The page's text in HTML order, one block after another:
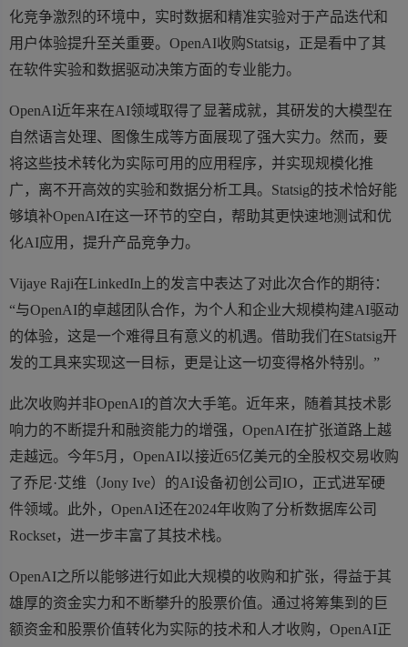
化竞争激烈的环境中，实时数据和精准实验对于产品迭代和
用户体验提升至关重要。OpenAI收购Statsig，正是看中了其
在软件实验和数据驱动决策方面的专业能力。
OpenAI近年来在AI领域取得了显著成就，其研发的大模型在
自然语言处理、图像生成等方面展现了强大实力。然而，要
将这些技术转化为实际可用的应用程序，并实现规模化推
广，离不开高效的实验和数据分析工具。Statsig的技术恰好能
够填补OpenAI在这一环节的空白，帮助其更快速地测试和优
化AI应用，提升产品竞争力。
Vijaye Raji在LinkedIn上的发言中表达了对此次合作的期待：
“与OpenAI的卓越团队合作，为个人和企业大规模构建AI驱动
的体验，这是一个难得且有意义的机遇。借助我们在Statsig开
发的工具来实现这一目标，更是让这一切变得格外特别。”
此次收购并非OpenAI的首次大手笔。近年来，随着其技术影
响力的不断提升和融资能力的增强，OpenAI在扩张道路上越
走越远。今年5月，OpenAI以接近65亿美元的全股权交易收购
了乔尼·艾维（Jony Ive）的AI设备初创公司IO，正式进军硬
件领域。此外，OpenAI还在2024年收购了分析数据库公司
Rockset，进一步丰富了其技术栈。
OpenAI之所以能够进行如此大规模的收购和扩张，得益于其
雄厚的资金实力和不断攀升的股票价值。通过将筹集到的巨
额资金和股票价值转化为实际的技术和人才收购，OpenAI正